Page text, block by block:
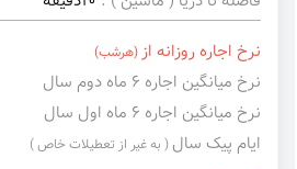
نرخ اجاره روزانه از (هرشب)
نرخ میانگین اجاره ۶ ماه دوم سال
نرخ میانگین اجاره ۶ ماه اول سال
ایام پیک سال ( به غیر از تعطیلات خاص )